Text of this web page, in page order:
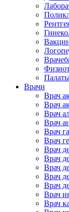
Врачи
Врач
Врач
Врач
Врач
Врач
Врач
Врач
Врач
Врач
Врач
Врач
Врач
Врач